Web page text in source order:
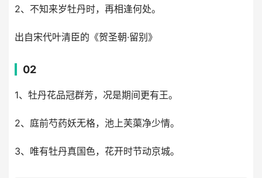
2、不知来岁牡丹时，再相逢何处。
出自宋代叶清臣的《贺圣朝·留别》
02
1、牡丹花品冠群芳，况是期间更有王。
2、庭前芍药妖无格，池上芙蕖净少情。
3、唯有牡丹真国色，花开时节动京城。